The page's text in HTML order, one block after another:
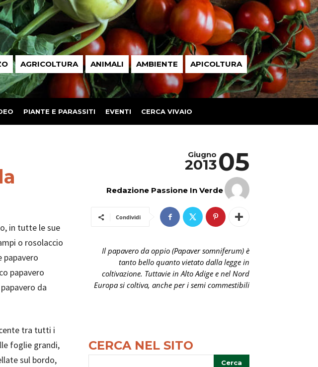
AGRICOLTURA ANIMALI AMBIENTE APICOLTURA
PIANTE E PARASSITI EVENTI CERCA VIVAIO
in tutte le sue
o rosolaccio
papavero
papavero
da
tra tutti i
foglie grandi,
sul bordo,
05
Giugno
2013
Redazione Passione In Verde
Condividi
Il papavero da oppio (Papaver somniferum) è
tanto bello quanto vietato dalla legge in
coltivazione. Tuttavie in Alto Adige e nel Nord
Europa si coltiva, anche per i semi commestibili
CERCA NEL SITO